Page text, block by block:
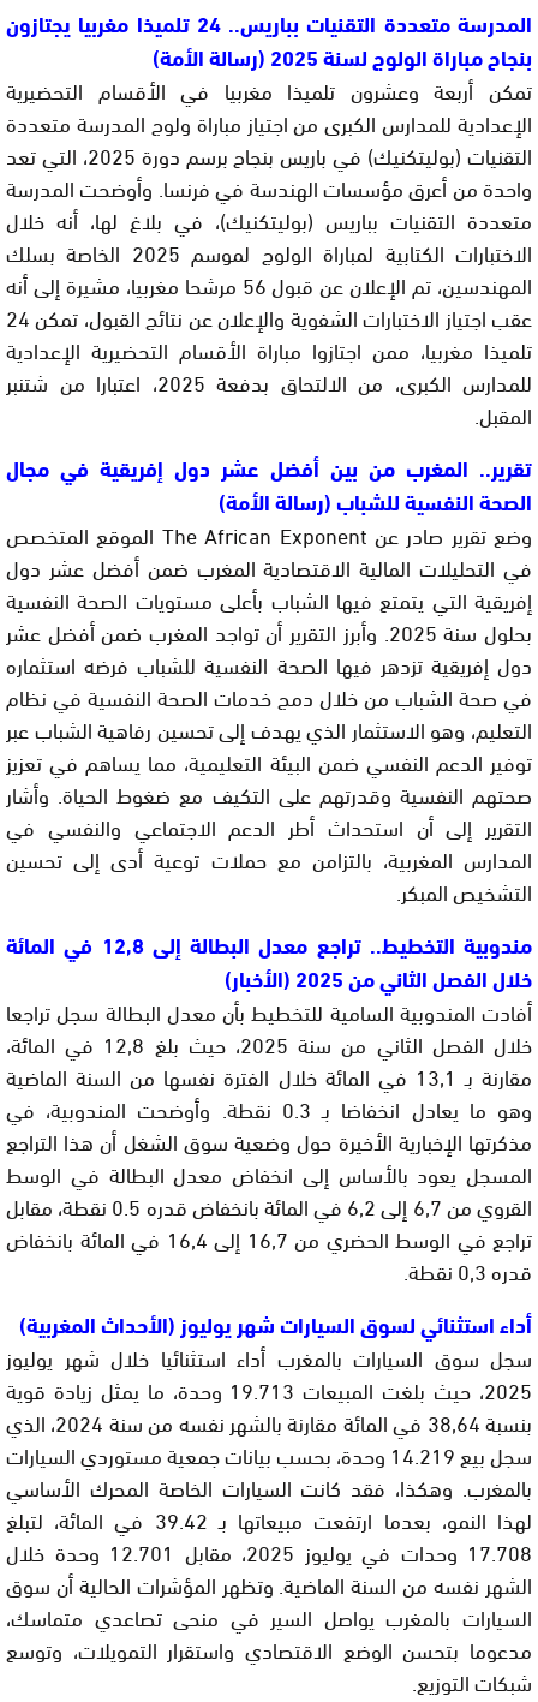
المدرسة متعددة التقنيات بباريس.. 24 تلميذا مغربيا يجتازون
بنجاح مباراة الولوج لسنة 2025 (رسالة الأمة)
تمكن أربعة وعشرون تلميذا مغربيا في الأقسام التحضيرية
الإعدادية للمدارس الكبرى من اجتياز مباراة ولوج المدرسة متعددة
التقنيات (بوليتكنيك) في باريس بنجاح برسم دورة 2025، التي تعد
واحدة من أعرق مؤسسات الهندسة في فرنسا. وأوضحت المدرسة
متعددة التقنيات بباريس (بوليتكنيك)، في بلاغ لها، أنه خلال
الاختبارات الكتابية لمباراة الولوج لموسم 2025 الخاصة بسلك
المهندسين، تم الإعلان عن قبول 56 مرشحا مغربيا، مشيرة إلى أنه
عقب اجتياز الاختبارات الشفوية والإعلان عن نتائج القبول، تمكن 24
تلميذا مغربيا، ممن اجتازوا مباراة الأقسام التحضيرية الإعدادية
للمدارس الكبرى، من الالتحاق بدفعة 2025، اعتبارا من شتنبر
المقبل.
تقرير.. المغرب من بين أفضل عشر دول إفريقية في مجال
الصحة النفسية للشباب (رسالة الأمة)
وضع تقرير صادر عن The African Exponent الموقع المتخصص
في التحليلات المالية الاقتصادية المغرب ضمن أفضل عشر دول
إفريقية التي يتمتع فيها الشباب بأعلى مستويات الصحة النفسية
بحلول سنة 2025. وأبرز التقرير أن تواجد المغرب ضمن أفضل عشر
دول إفريقية تزدهر فيها الصحة النفسية للشباب فرضه استثماره
في صحة الشباب من خلال دمج خدمات الصحة النفسية في نظام
التعليم، وهو الاستثمار الذي يهدف إلى تحسين رفاهية الشباب عبر
توفير الدعم النفسي ضمن البيئة التعليمية، مما يساهم في تعزيز
صحتهم النفسية وقدرتهم على التكيف مع ضغوط الحياة. وأشار
التقرير إلى أن استحداث أطر الدعم الاجتماعي والنفسي في
المدارس المغربية، بالتزامن مع حملات توعية أدى إلى تحسين
التشخيص المبكر.
مندوبية التخطيط.. تراجع معدل البطالة إلى 12,8 في المائة
خلال الفصل الثاني من 2025 (الأخبار)
أفادت المندوبية السامية للتخطيط بأن معدل البطالة سجل تراجعا
خلال الفصل الثاني من سنة 2025، حيث بلغ 12,8 في المائة،
مقارنة بـ 13,1 في المائة خلال الفترة نفسها من السنة الماضية
وهو ما يعادل انخفاضا بـ 0.3 نقطة. وأوضحت المندوبية، في
مذكرتها الإخبارية الأخيرة حول وضعية سوق الشغل أن هذا التراجع
المسجل يعود بالأساس إلى انخفاض معدل البطالة في الوسط
القروي من 6,7 إلى 6,2 في المائة بانخفاض قدره 0.5 نقطة، مقابل
تراجع في الوسط الحضري من 16,7 إلى 16,4 في المائة بانخفاض
قدره 0,3 نقطة.
أداء استثنائي لسوق السيارات شهر يوليوز (الأحداث المغربية)
سجل سوق السيارات بالمغرب أداء استثنائيا خلال شهر يوليوز
2025، حيث بلغت المبيعات 19.713 وحدة، ما يمثل زيادة قوية
بنسبة 38,64 في المائة مقارنة بالشهر نفسه من سنة 2024، الذي
سجل بيع 14.219 وحدة، بحسب بيانات جمعية مستوردي السيارات
بالمغرب. وهكذا، فقد كانت السيارات الخاصة المحرك الأساسي
لهذا النمو، بعدما ارتفعت مبيعاتها بـ 39.42 في المائة، لتبلغ
17.708 وحدات في يوليوز 2025، مقابل 12.701 وحدة خلال
الشهر نفسه من السنة الماضية. وتظهر المؤشرات الحالية أن سوق
السيارات بالمغرب يواصل السير في منحى تصاعدي متماسك،
مدعوما بتحسن الوضع الاقتصادي واستقرار التمويلات، وتوسع
شبكات التوزيع.